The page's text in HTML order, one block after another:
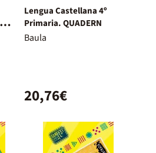
Lengua Castellana 4º
Primaria. QUADERN
Baula
20,76€